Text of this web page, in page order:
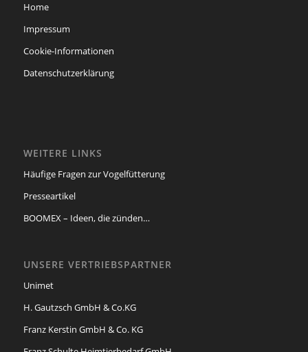
Home
Impressum
Cookie-Informationen
Datenschutzerklärung
WEITERE LINKS
Häufige Fragen zur Vogelfütterung
Presseartikel
BOOMEX – Ideen, die zünden…
UNSERE VERTRIEBSPARTNER
Unimet
H. Gautzsch GmbH & Co.KG
Franz Kerstin GmbH & Co. KG